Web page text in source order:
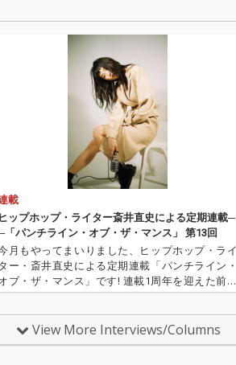
載
ヒップホップ・ライター斎井直史による定期連載─
「パンチライン・オブ・ザ・マンス」 第13回
月もやってまいりました、ヒップホップ・ライ
ー・斎井直史による定期連載「パンチライン・
ブ・ザ・マンス」です! 連載1周年を迎えた前回
ジ・インターネットのヴォーカリストである
集しました。そして今月は…
View More Interviews/Columns